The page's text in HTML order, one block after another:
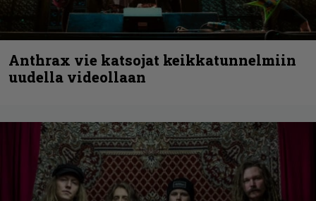
Anthrax vie katsojat keikkatunnelmiin
uudella videollaan